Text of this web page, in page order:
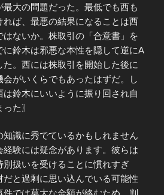
最大の問題だった。最低でも西も
ば、最悪の結果になることは西
はないか。株取引の「合意書」を
鈴木は邪悪な本性を隠して逆にA
。西には株取引を開始した後に
がいくらでもあったはずだ。し
鈴木にいいように振り回され自
た〗
知識に秀でているかもしれません
経験には疑念があります。彼らは
別扱いを受けることに慣れすぎ
と過剰に思い込んでいる可能性